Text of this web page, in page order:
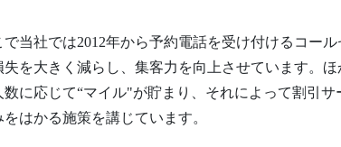
当社では2012年から予約電話を受け付けるコー
失を大きく減らし、集客力を向上させています。
数に応じて“マイル"が貯まり、それによって割引
をはかる施策を講じています。